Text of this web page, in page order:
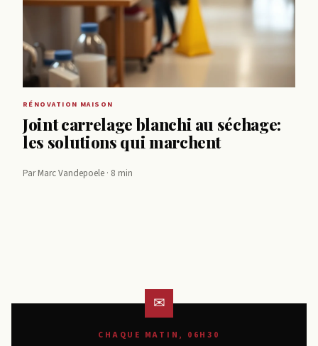
RÉNOVATION MAISON
Joint carrelage blanchi au séchage:
les solutions qui marchent
Par Marc Vandepoele · 8 min
CHAQUE MATIN, 06H30